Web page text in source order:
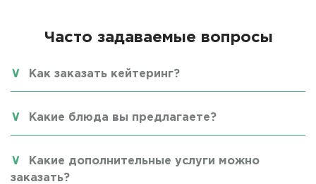
Часто задаваемые вопросы
Как заказать кейтеринг?
Какие блюда вы предлагаете?
Какие дополнительные услуги можно
заказать?